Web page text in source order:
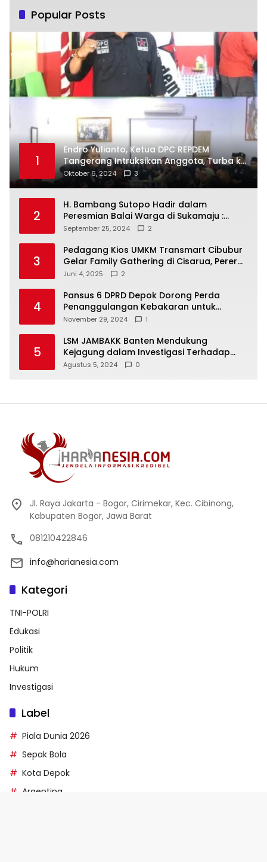
Popular Posts
1
Endro Yulianto, Ketua DPC REPDEM
Tangerang Intruksikan Anggota, Turba ke
Masyarakat Dan Jalani Apa Yang di
Putuskan RAKERCABSUS
Oktober 6, 2024 3
2
H. Bambang Sutopo Hadir dalam
Peresmian Balai Warga di Sukamaju :
Wadah Baru untuk Kolaborasi dan
September 25, 2024 2
3
Pedagang Kios UMKM Transmart Cibubur
Gelar Family Gathering di Cisarua, Pererat
Silaturahmi dan Kekompakan
Juni 4, 2025 2
4
Pansus 6 DPRD Depok Dorong Perda
Penanggulangan Kebakaran untuk
Keselamatan Warga
November 29, 2024 1
5
LSM JAMBAKK Banten Mendukung
Kejagung dalam Investigasi Terhadap
Walikota Bandar Lampung
Agustus 5, 2024 0
Jl. Raya Jakarta - Bogor, Cirimekar, Kec. Cibinong,
Kabupaten Bogor, Jawa Barat
081210422846
info@harianesia.com
Kategori
TNI-POLRI
Edukasi
Politik
Hukum
Investigasi
Label
Piala Dunia 2026
Sepak Bola
Kota Depok
Argentina